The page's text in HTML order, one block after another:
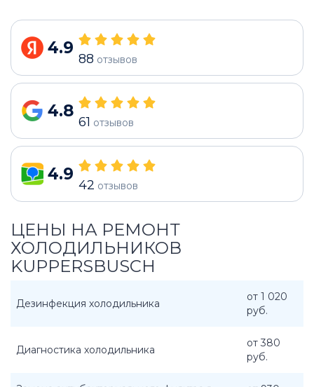
4.9
88 отзывов
4.8
61 отзывов
4.9
42 отзывов
ЦЕНЫ НА РЕМОНТ
ХОЛОДИЛЬНИКОВ
KUPPERSBUSCH
Дезинфекция холодильника
от 1 020
руб.
Диагностика холодильника
от 380
руб.